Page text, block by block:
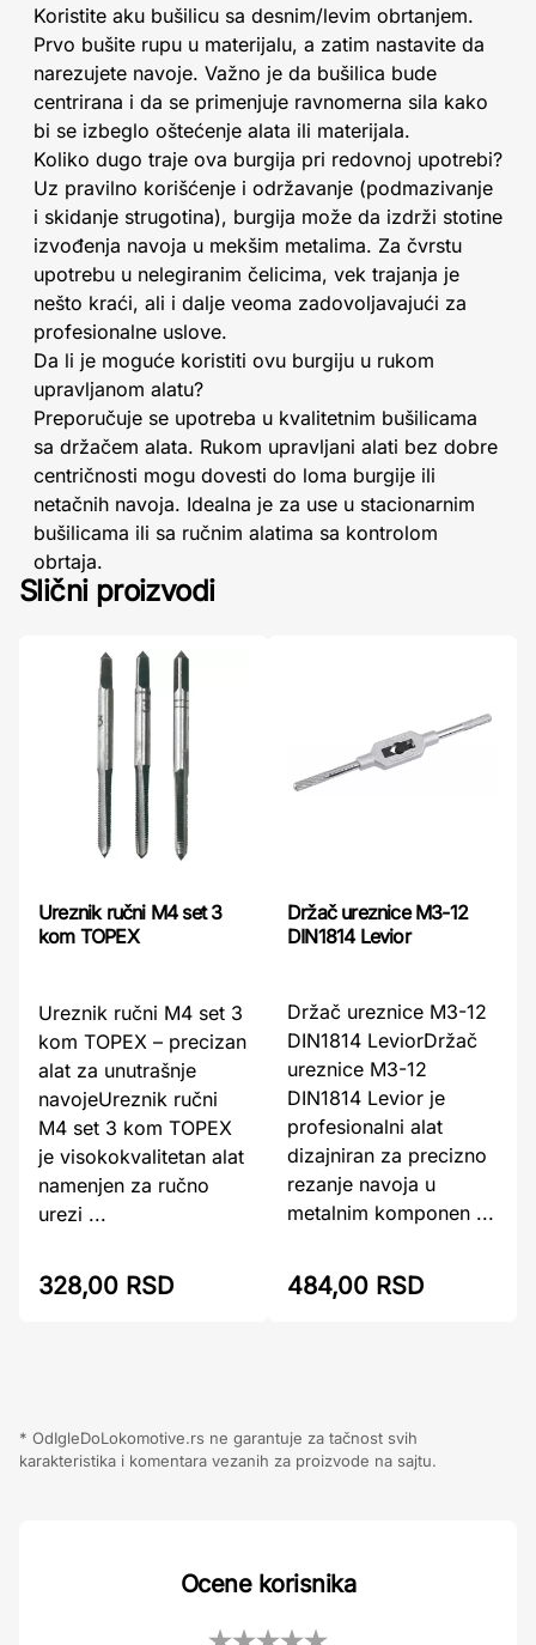
Koristite aku bušilicu sa desnim/levim obrtanjem.
Prvo bušite rupu u materijalu, a zatim nastavite da
narezujete navoje. Važno je da bušilica bude
centrirana i da se primenjuje ravnomerna sila kako
bi se izbeglo oštećenje alata ili materijala.
Koliko dugo traje ova burgija pri redovnoj upotrebi?
Uz pravilno korišćenje i održavanje (podmazivanje
i skidanje strugotina), burgija može da izdrži stotine
izvođenja navoja u mekšim metalima. Za čvrstu
upotrebu u nelegiranim čelicima, vek trajanja je
nešto kraći, ali i dalje veoma zadovoljavajući za
profesionalne uslove.
Da li je moguće koristiti ovu burgiju u rukom
upravljanom alatu?
Preporučuje se upotreba u kvalitetnim bušilicama
sa držačem alata. Rukom upravljani alati bez dobre
centričnosti mogu dovesti do loma burgije ili
netačnih navoja. Idealna je za use u stacionarnim
bušilicama ili sa ručnim alatima sa kontrolom
obrtaja.
Slični proizvodi
Ureznik ručni M4 set 3
kom TOPEX
Ureznik ručni M4 set 3
kom TOPEX – precizan
alat za unutrašnje
navojeUreznik ručni
M4 set 3 kom TOPEX
je visokokvalitetan alat
namenjen za ručno
urezi ...
328,00 RSD
Držač ureznice M3-12
DIN1814 Levior
Držač ureznice M3-12
DIN1814 LeviorDržač
ureznice M3-12
DIN1814 Levior je
profesionalni alat
dizajniran za precizno
rezanje navoja u
metalnim komponen ...
484,00 RSD
* OdIgleDoLokomotive.rs ne garantuje za tačnost svih
karakteristika i komentara vezanih za proizvode na sajtu.
Ocene korisnika